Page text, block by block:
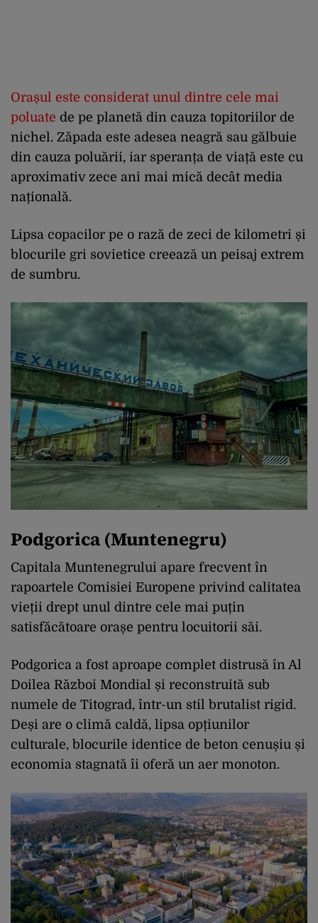
Orașul este considerat unul dintre cele mai
poluate de pe planetă din cauza topitoriilor de
nichel. Zăpada este adesea neagră sau gălbuie
din cauza poluării, iar speranța de viață este cu
aproximativ zece ani mai mică decât media
națională.
Lipsa copacilor pe o rază de zeci de kilometri și
blocurile gri sovietice creează un peisaj extrem
de sumbru.
Podgorica (Muntenegru)
Capitala Muntenegrului apare frecvent în
rapoartele Comisiei Europene privind calitatea
vieții drept unul dintre cele mai puțin
satisfăcătoare orașe pentru locuitorii săi.
Podgorica a fost aproape complet distrusă în Al
Doilea Război Mondial și reconstruită sub
numele de Titograd, într-un stil brutalist rigid.
Deși are o climă caldă, lipsa opțiunilor
culturale, blocurile identice de beton cenușiu și
economia stagnată îi oferă un aer monoton.